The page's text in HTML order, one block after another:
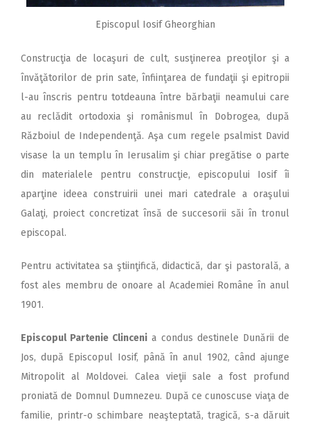
Episcopul Iosif Gheorghian
Construcţia de locaşuri de cult, susţinerea preoţilor şi a
învăţătorilor de prin sate, înfiinţarea de fundaţii şi epitropii
l-au înscris pentru totdeauna între bărbaţii neamului care
au reclădit ortodoxia şi românismul în Dobrogea, după
Războiul de Independenţă. Aşa cum regele psalmist David
visase la un templu în Ierusalim şi chiar pregătise o parte
din materialele pentru construcţie, episcopului Iosif îi
aparţine ideea construirii unei mari catedrale a oraşului
Galaţi, proiect concretizat însă de succesorii săi în tronul
episcopal.
Pentru activitatea sa ştiinţifică, didactică, dar şi pastorală, a
fost ales membru de onoare al Academiei Române în anul
1901.
Episcopul Partenie Clinceni a condus destinele Dunării de
Jos, după Episcopul Iosif, până în anul 1902, când ajunge
Mitropolit al Moldovei. Calea vieţii sale a fost profund
proniată de Domnul Dumnezeu. După ce cunoscuse viaţa de
familie, printr-o schimbare neaşteptată, tragică, s-a dăruit